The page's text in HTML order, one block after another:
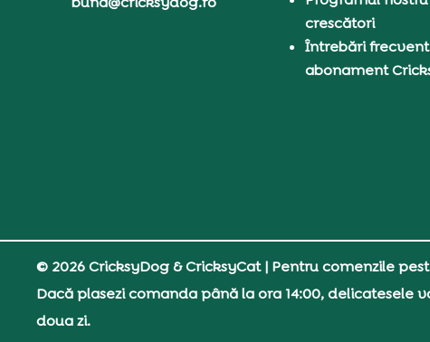
crescători
Întrebări
abonament
© 2026 CricksyDog & CricksyCat| Pentru comenzile
Dacă plasezi comanda până la ora 14:00, delicatesele
doua zi.